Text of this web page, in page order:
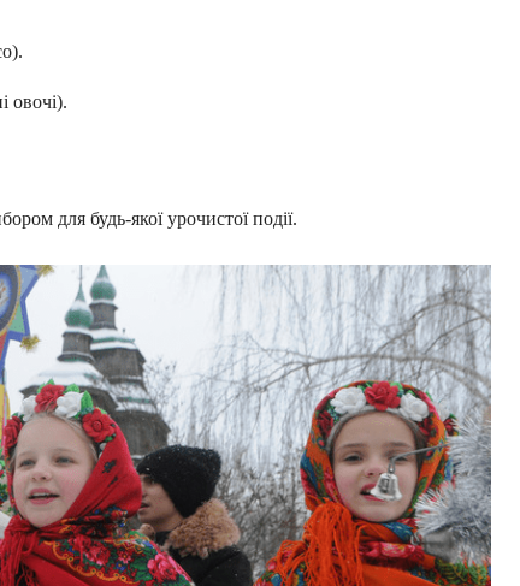
овочі).
для будь-якої урочистої події.